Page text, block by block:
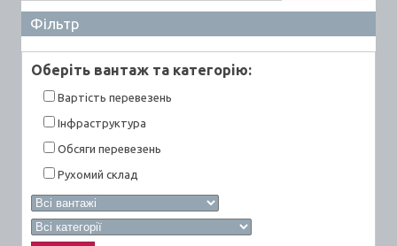
Фільтр
Оберiть вантаж та категорiю:
Вартiсть перевезень
Інфраструктура
Обсяги перевезень
Рухомий склад